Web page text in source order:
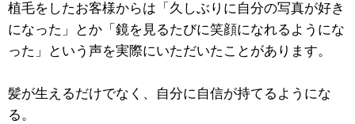
植毛をしたお客様からは「久しぶりに自分の写真が好き
になった」とか「鏡を見るたびに笑顔になれるようにな
った」という声を実際にいただいたことがあります。
髪が生えるだけでなく、自分に自信が持てるようにな
る。